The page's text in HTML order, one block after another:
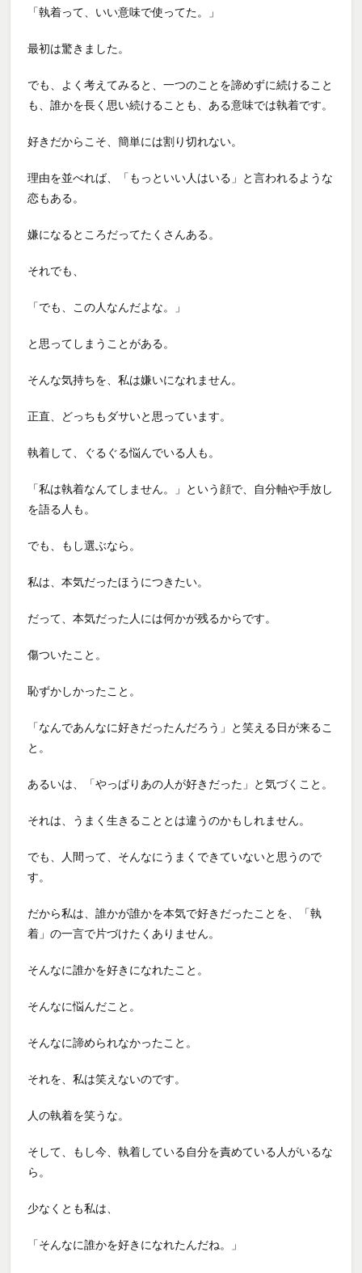
「執着って、いい意味で使ってた。」
最初は驚きました。
でも、よく考えてみると、一つのことを諦めずに続けること
も、誰かを長く思い続けることも、ある意味では執着です。
好きだからこそ、簡単には割り切れない。
理由を並べれば、「もっといい人はいる」と言われるような
恋もある。
嫌になるところだってたくさんある。
それでも、
「でも、この人なんだよな。」
と思ってしまうことがある。
そんな気持ちを、私は嫌いになれません。
正直、どっちもダサいと思っています。
執着して、ぐるぐる悩んでいる人も。
「私は執着なんてしません。」という顔で、自分軸や手放し
を語る人も。
でも、もし選ぶなら。
私は、本気だったほうにつきたい。
だって、本気だった人には何かが残るからです。
傷ついたこと。
恥ずかしかったこと。
「なんであんなに好きだったんだろう」と笑える日が来るこ
と。
あるいは、「やっぱりあの人が好きだった」と気づくこと。
それは、うまく生きることとは違うのかもしれません。
でも、人間って、そんなにうまくできていないと思うので
す。
だから私は、誰かが誰かを本気で好きだったことを、「執
着」の一言で片づけたくありません。
そんなに誰かを好きになれたこと。
そんなに悩んだこと。
そんなに諦められなかったこと。
それを、私は笑えないのです。
人の執着を笑うな。
そして、もし今、執着している自分を責めている人がいるな
ら。
少なくとも私は、
「そんなに誰かを好きになれたんだね。」